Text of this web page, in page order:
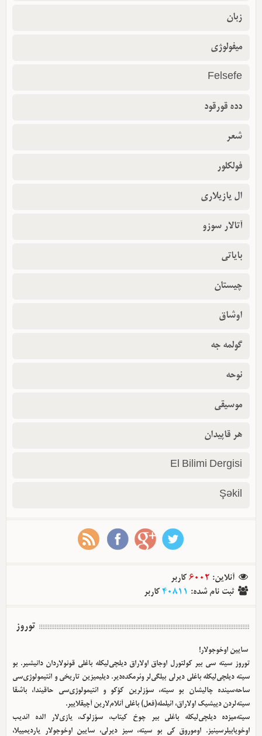
زبان
میفولوژی
Felsefe
دده قورقود
شعر
فولکلور
ال یازیلاری
آتالار سوزو
بایاتی
چیستان
اوشاق
گولمه جه
نوحه
موسیقی
هر قاپیدان
El Bilimi Dergisi
Şəkil
آنلاین:
6002 کاربر
ثبت نام شده:
40811 کاربر
توروز
سایین اوخوجولار!
توروز سیته سی بیر کولتورل اوجاق اولا‌راق دیلچی‌لیکله باغلی قونولاردان دانیشیر. بو
سیته دیلچی‌لیکله باغلی دیرلی بیلگی‌لر وئرمکده‌دیر. دیلیمیزین تاریخی و ائتیمولوژی‌سی
ساحه‌سینده چالیشان بو سیته، سؤزلرین کؤکو و ائتیمولوژی‌سی حاقیندا، باشقا
سیته‌لردن دییشیک اولا‌راق، ائیلمله(فعل) باغلی آنلام‌لارین آچیقلاییر.
سیته‌میزده دیلچی‌لیکله باغلی بیر چوخ کیتاب، سؤزلوک، یازی‌لار الده ائدیب
اوخویابیلرسینیز. اوموروق کی بو سیته، سیز دیرلی، سایین اوخوجولار یاردیمییلا،